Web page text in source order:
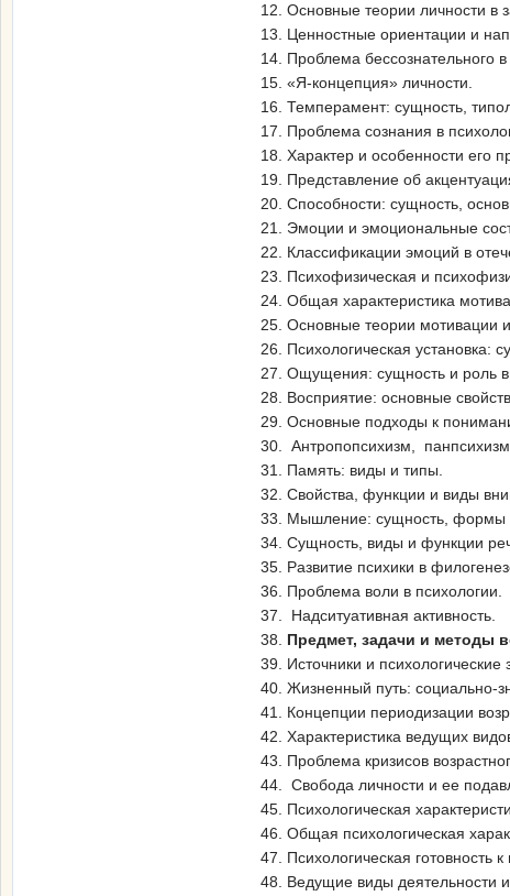
12. Основные теории личности в
13. Ценностные ориентации и
14. Проблема бессознательного в
15. «Я-концепция» личности.
16. Темперамент: сущность,
17. Проблема сознания в
18. Характер и особенности его
19. Представление об
20. Способности: сущность,
21. Эмоции и эмоциональные
22. Классификации эмоций в
23. Психофизическая и
24. Общая характеристика
25. Основные теории мотивации
26. Психологическая установка:
27. Ощущения: сущность и роль в
28. Восприятие: основные
29. Основные подходы к
30. Антропопсихизм,
31. Память: виды и типы.
32. Свойства, функции и виды
33. Мышление: сущность, формы
34. Сущность, виды и функции
35. Развитие психики в
36. Проблема воли в психологии.
37. Надситуативная активность.
38. Предмет, задачи и методы
39. Источники и психологические
40. Жизненный путь: социально-
41. Концепции периодизации
42. Характеристика ведущих
43. Проблема кризисов
44. Свобода личности и ее
45. Психологическая
46. Общая психологическая
47. Психологическая готовность
48. Ведущие виды деятельности